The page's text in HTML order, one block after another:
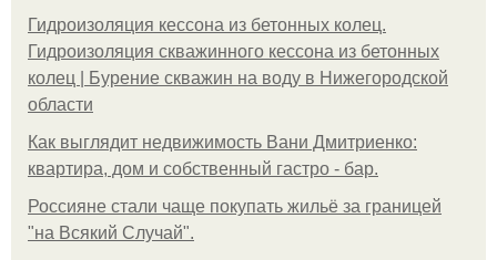
Гидроизоляция кессона из бетонных колец.
Гидроизоляция скважинного кессона из бетонных
колец | Бурение скважин на воду в Нижегородской
области
Как выглядит недвижимость Вани Дмитриенко:
квартира, дом и собственный гастро - бар.
Россияне стали чаще покупать жильё за границей
"на Всякий Случай".